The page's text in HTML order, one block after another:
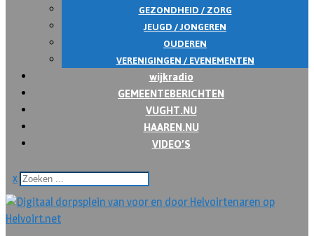
GEZONDHEID / ZORG
JEUGD / JONGEREN
OUDEREN
VERENIGINGEN / EVENEMENTEN
wijkradio
GEMEENTEBERICHTEN
VUGHT.NU
HAAREN.NU
VIDEO’S
x